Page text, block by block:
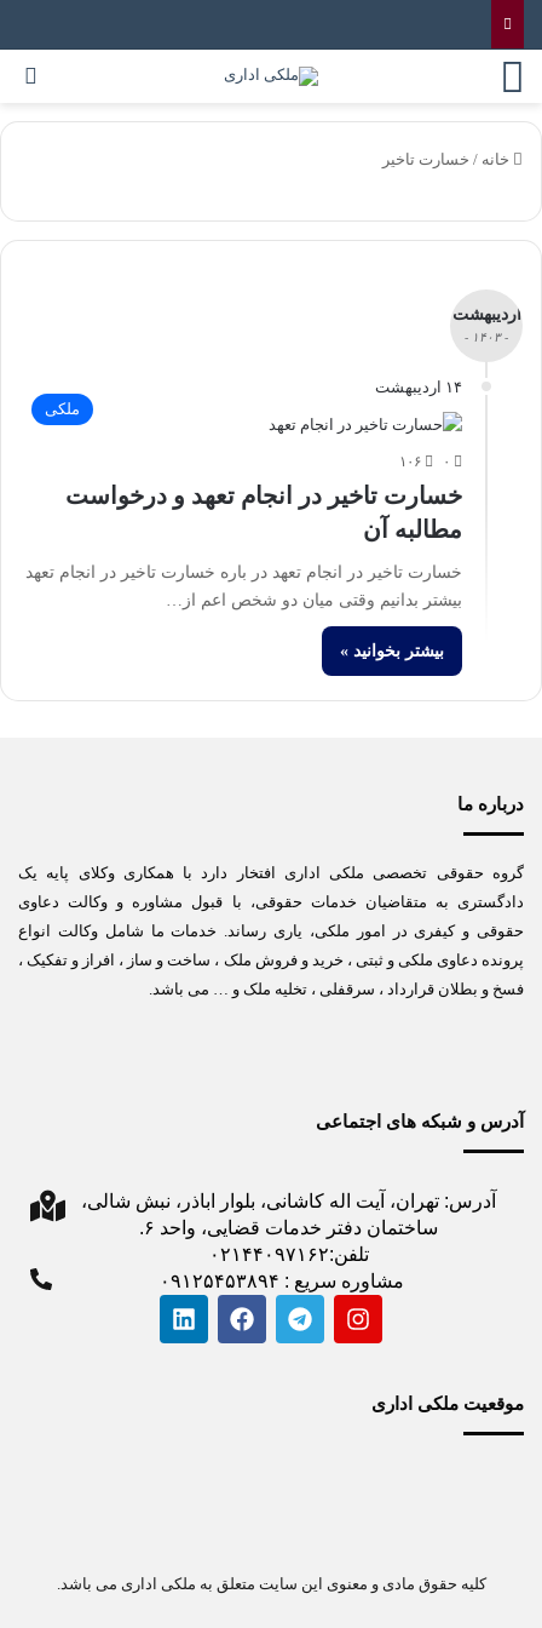
خانه / خسارت تاخیر
اردیبهشت
- ۱۴۰۳ -
۱۴ اردیبهشت
ملکی
۰ ۱۰۶
خسارت تاخیر در انجام تعهد و درخواست
مطالبه آن
خسارت تاخیر در انجام تعهد در باره خسارت تاخیر در انجام تعهد
بیشتر بدانیم وقتی میان دو شخص اعم از…
بیشتر بخوانید »
درباره ما
گروه حقوقی تخصصی ملکی اداری افتخار دارد با همکاری وکلای پایه یک
دادگستری به متقاضیان خدمات حقوقی، با قبول مشاوره و وکالت دعاوی
حقوقی و کیفری در امور ملکی، یاری رساند. خدمات ما شامل وکالت انواع
پرونده دعاوی ملکی و ثبتی ، خرید و فروش ملک ، ساخت و ساز ، افراز و تفکیک ،
فسخ و بطلان قرارداد ، سرقفلی ، تخلیه ملک و … می باشد.
آدرس و شبکه های اجتماعی
آدرس: تهران، آیت اله کاشانی، بلوار اباذر، نبش شالی،
ساختمان دفتر خدمات قضایی، واحد ۶.
تلفن:۰۲۱۴۴۰۹۷۱۶۲
مشاوره سریع : ۰۹۱۲۵۴۵۳۸۹۴
موقعیت ملکی اداری
کلیه حقوق مادی و معنوی این سایت متعلق به ملکی اداری می باشد.